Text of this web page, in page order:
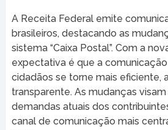
A Receita Federal emite
brasileiros, destacando as
sistema “Caixa Postal”. Com a
expectativa é que a
cidadãos se torne mais eficiente,
transparente. As mudanças
demandas atuais dos
canal de comunicação mais